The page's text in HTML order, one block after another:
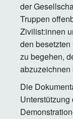
der
Truppen
Zivilist:innen
den
zu begehen,
abzuzeichnen
Die